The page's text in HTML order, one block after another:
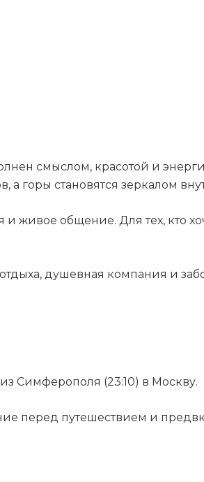
смыслом, красотой и
горы становятся зеркалом
живое общение. Для тех, кто
душевная компания и
Симферополя (23:10) в Москву.
перед путешествием и